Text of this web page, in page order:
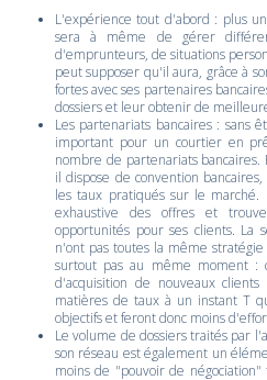
L'expérience tout d'abord : plus
sera à même de gérer
d'emprunteurs, de situations
peut supposer qu'il aura, grâce à
fortes avec ses partenaires
dossiers et leur obtenir de
Les partenariats bancaires : sans
important pour un courtier en
nombre de partenariats bancaires.
il dispose de convention
les taux pratiqués sur le
exhaustive des offres et
opportunités pour ses clients. La
n'ont pas toutes la même
surtout pas au même moment :
d'acquisition de nouveaux
matières de taux à un instant T
objectifs et feront donc moins
Le volume de dossiers traités par
son réseau est également un
moins de "pouvoir de négociation"